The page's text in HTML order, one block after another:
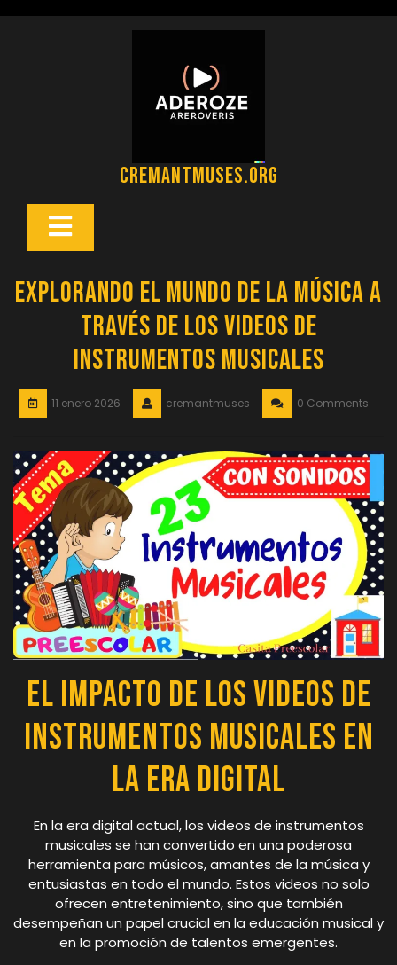
cremantmuses.org
Botón
Explorando el Mundo de la Música a
Través de los Videos de
Instrumentos Musicales
11 enero 2026 cremantmuses 0 Comments
El Impacto de los Videos de
Instrumentos Musicales en
la Era Digital
En la era digital actual, los videos de instrumentos
musicales se han convertido en una poderosa
herramienta para músicos, amantes de la música y
entusiastas en todo el mundo. Estos videos no solo
ofrecen entretenimiento, sino que también
desempeñan un papel crucial en la educación musical y
en la promoción de talentos emergentes.